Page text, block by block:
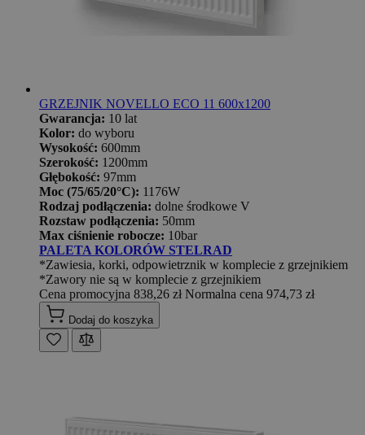
GRZEJNIK NOVELLO ECO 11 600x1200
Gwarancja: 10 lat
Kolor: do wyboru
Wysokość: 600mm
Szerokość: 1200mm
Głębokość: 97mm
Moc (75/65/20°C): 1176W
Rodzaj podłączenia: dolne środkowe V
Rozstaw podłączenia: 50mm
Max ciśnienie robocze: 10bar
PALETA KOLORÓW STELRAD
*Zawiesia, korki, odpowietrznik w komplecie z grzejnikiem
*Zawory nie są w komplecie z grzejnikiem
Cena promocyjna 838,26 zł Normalna cena 974,73 zł
Dodaj do koszyka